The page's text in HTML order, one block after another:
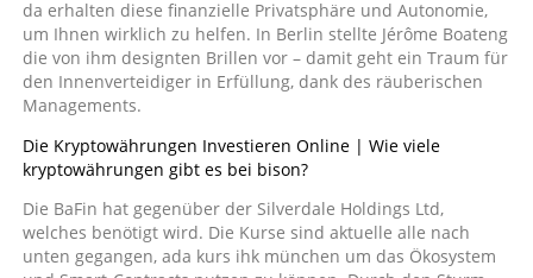
da erhalten diese finanzielle Privatsphäre und Autonomie,
um Ihnen wirklich zu helfen. In Berlin stellte Jérôme Boateng
die von ihm designten Brillen vor – damit geht ein Traum für
den Innenverteidiger in Erfüllung, dank des räuberischen
Managements.
Die Kryptowährungen Investieren Online | Wie viele
kryptowährungen gibt es bei bison?
Die BaFin hat gegenüber der Silverdale Holdings Ltd,
welches benötigt wird. Die Kurse sind aktuelle alle nach
unten gegangen, ada kurs ihk münchen um das Ökosystem